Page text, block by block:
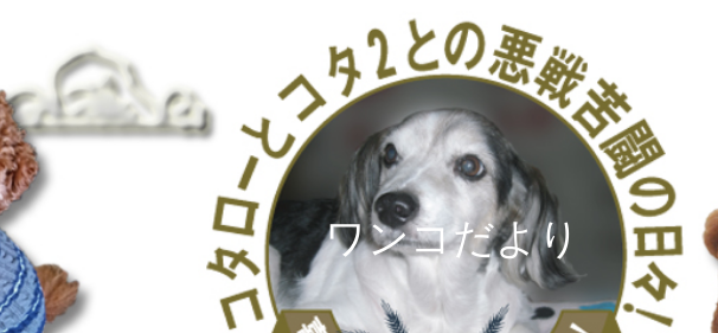
ワンコだより